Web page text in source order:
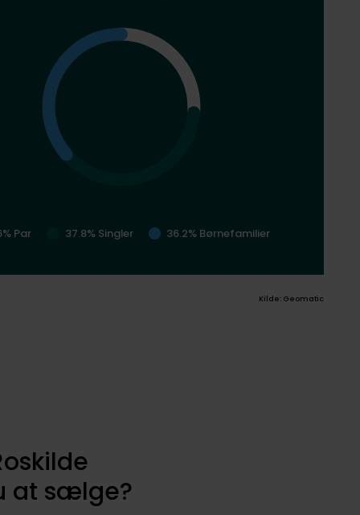
Par 37.8% Singler 36.2% Børnefamilier
Kilde: Geomatic
at sælge?